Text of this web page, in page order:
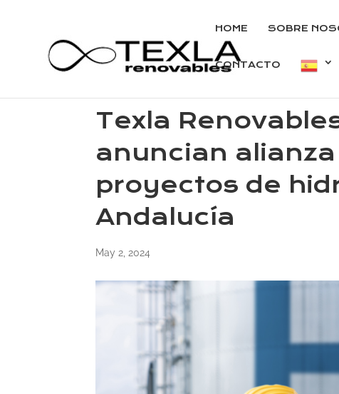
HOME SOBRE
CONTACTO
Texla
anuncian
proyectos de
Andalucía
May 2, 2024